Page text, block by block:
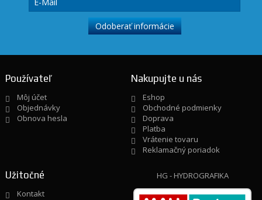
Používateľ
Môj účet
Objednávky
Obnova hesla
Nakupujte u nás
Eshop
Obchodné podmienky
Doprava
Platba
Vrátenie tovaru
Reklamačný poriadok
Užitočné
Kontakt
HG - HYDROGRAFIKA